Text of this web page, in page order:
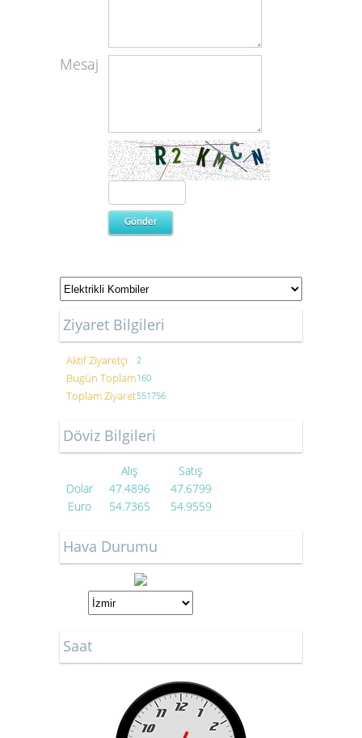
Mesaj
Ziyaret Bilgileri
Aktif Ziyaretçi 2
Bugün Toplam160
Toplam Ziyaret551756
Döviz Bilgileri
Alış
Satış
Dolar
47.4896
47.6799
Euro
54.7365 54.9559
Hava Durumu
Saat